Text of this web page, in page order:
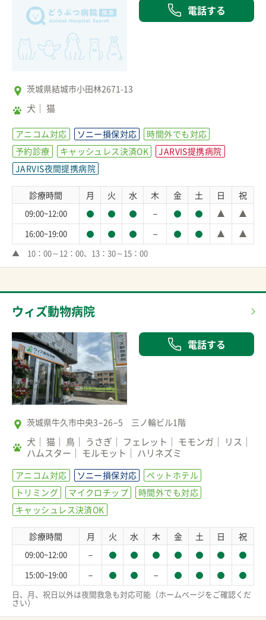
電話する
茨城県結城市小田林2671-13
犬 猫
アニコム対応 ソニー損保対応
時間外でも対応
予約診療
キャッシュレス決済OK
JARVIS提携病院
JARVIS夜間提携病院
診療時間 月 火 水 木 金 土 日 祝
09:00~12:00 －
16:00~19:00 －
▲　10：00～12：00、13：30～15：00
ウィズ動物病院
電話する
茨城県牛久市中央3−26−5 三ノ輪ビル1階
犬 猫 鳥 うさぎ フェレット モモンガ
リス
ハムスター
モルモット ハリネズミ
アニコム対応 ソニー損保対応
ペットホテル
トリミング
マイクロチップ
時間外でも対応
キャッシュレス決済OK
診療時間 月 火 水 木 金 土 日 祝
09:00~12:00 －
15:00~19:00 － －
日、月、祝日以外は夜間救急も対応可能（ホームページをご確認くだ
さい）